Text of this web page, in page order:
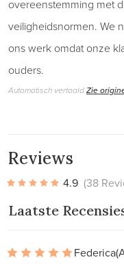
overeenstemming met
veiligheidsnormen. We
ons werk omdat onze
ouders.
Automatisch vertaaldZie
Reviews
4.9 (38
Laatste
Federica